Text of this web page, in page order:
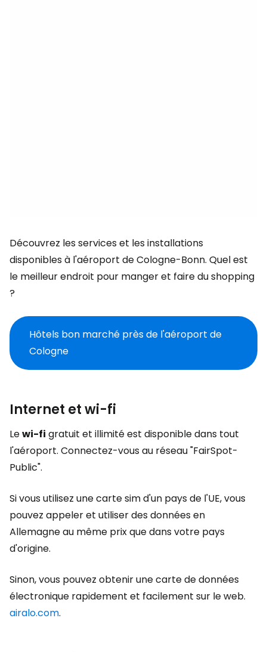
Découvrez les services et les installations
disponibles à l'aéroport de Cologne-Bonn. Quel est
le meilleur endroit pour manger et faire du shopping
?
Hôtels bon marché près de l'aéroport de
Cologne
Internet et wi-fi
Lewi-fi gratuit et illimité est disponible dans tout
l'aéroport. Connectez-vous au réseau "FairSpot-
Public".
Si vous utilisez une carte sim d'un pays de l'UE, vous
pouvez appeler et utiliser des données en
Allemagne au même prix que dans votre pays
d'origine.
Sinon, vous pouvez obtenir une carte de données
électronique rapidement et facilement sur le web.
airalo.com.